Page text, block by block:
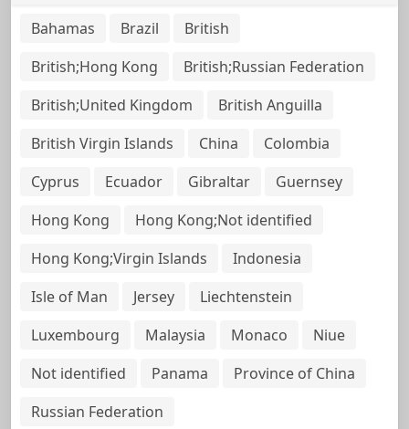
Bahamas Brazil
British
British;Hong Kong
British;Russian Federation
British;United Kingdom
British Anguilla
British Virgin Islands
China
Colombia
Cyprus
Ecuador Gibraltar
Guernsey
Hong Kong
Hong Kong;Not identified
Hong Kong;Virgin Islands
Indonesia
Isle of Man
Jersey
Liechtenstein
Luxembourg
Malaysia Monaco
Niue
Not identified
Panama
Province of China
Russian Federation